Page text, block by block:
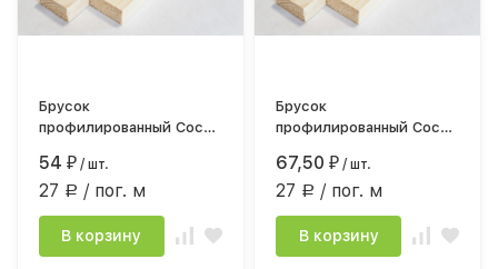
Брусок
профилированный Сосна
строг.камерной сушки
54₽ / шт.
27 Р / пог. м
В корзину
Брусок
профилированный Сосна
строг.камерной сушки
67,50₽ / шт.
27 Р / пог. м
В корзину